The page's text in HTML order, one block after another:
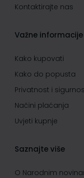
Kontaktirajte nas
Važne informacije
Kako kupovati
Kako do popusta
Privatnost i
Načini plaćanja
Uvjeti kupnje
Saznajte više
O Narodnim